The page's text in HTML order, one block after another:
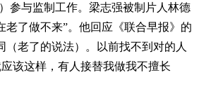
参与监制工作。梁志强被制片人林德
老了做不来”。他回应《联合早报》的
（老了的说法）。以前找不到对的人
该这样，有人接替我做我不擅长